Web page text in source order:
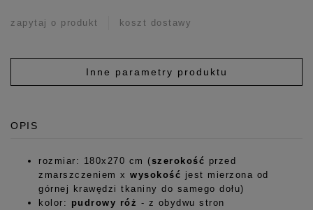
zapytaj o produkt koszt dostawy
Inne parametry produktu
OPIS
rozmiar: 180x270 cm (szerokość przed
zmarszczeniem x wysokość jest mierzona od
górnej krawędzi tkaniny do samego dołu)
kolor: pudrowy róż - z obydwu stron